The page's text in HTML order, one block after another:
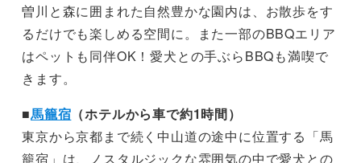
曽川と森に囲まれた自然豊かな園内は、お散歩をす
るだけでも楽しめる空間に。また一部のBBQエリア
はペットも同伴OK！愛犬との手ぶらBBQも満喫で
きます。
■馬籠宿 （ホテルから車で約1時間）
東京から京都まで続く中山道の途中に位置する「馬
籠宿」は、ノスタルジックな雰囲気の中で愛犬との